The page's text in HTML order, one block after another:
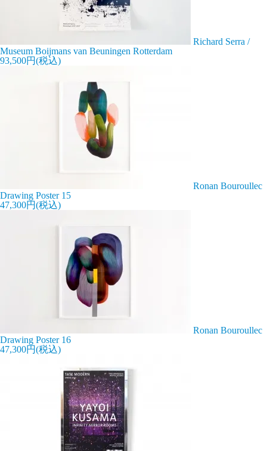
Richard Serra /
Museum Boijmans van Beuningen Rotterdam
93,500円(税込)
Ronan Bouroullec
Drawing Poster 15
47,300円(税込)
Ronan Bouroullec
Drawing Poster 16
47,300円(税込)